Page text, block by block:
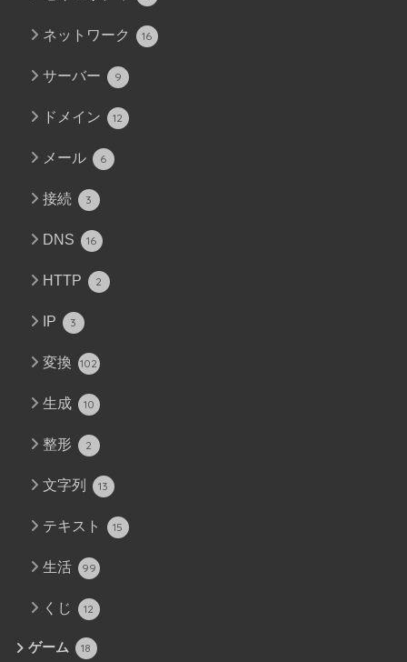
ネットワーク 16
サーバー 9
ドメイン 12
メール 6
接続 3
DNS 16
HTTP 2
IP 3
変換 102
生成 10
整形 2
文字列 13
テキスト 15
生活 99
くじ 12
ゲーム 18